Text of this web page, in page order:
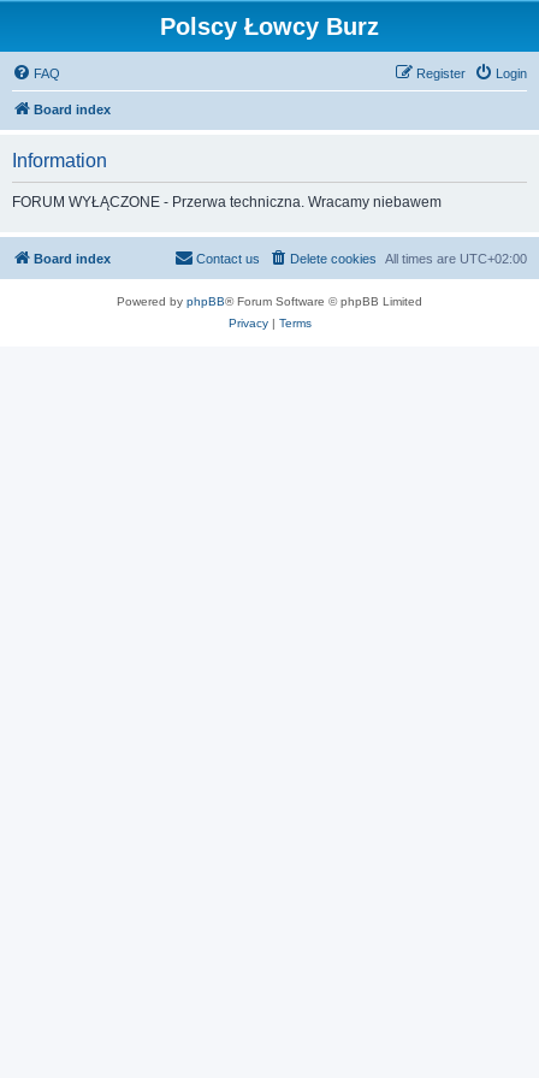
Polscy Łowcy Burz
FAQ Login
Register
Board index
Information
FORUM WYŁĄCZONE - Przerwa techniczna. Wracamy niebawem
Board index All times are UTC+02:00
Delete cookies
Contact us
Powered by phpBB® Forum Software © phpBB Limited
Privacy| Terms